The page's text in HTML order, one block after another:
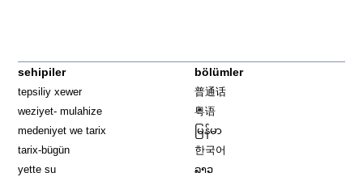
sehipiler
tepsiliy xewer
weziyet- mulahize
medeniyet we tarix
tarix-bügün
yette su
bölümler
普通话
粤语
မြန်မာ
한국어
ລາວ